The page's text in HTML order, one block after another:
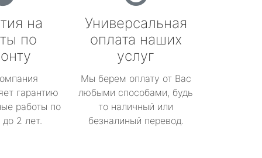
на
по
гарантию
работы по
2 лет.
Универсальная
оплата наших
услуг
Мы берем оплату от Вас
любыми способами, будь
то наличный или
безналиный перевод.